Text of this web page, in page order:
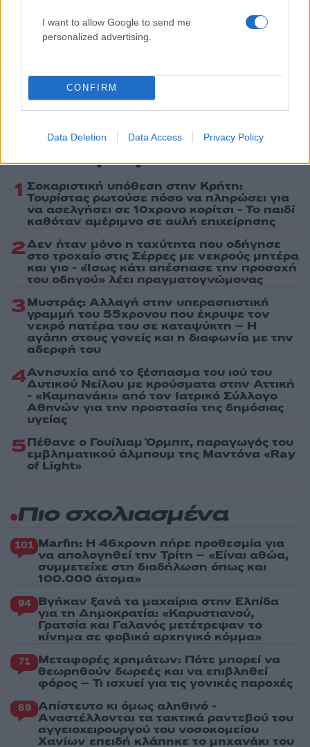
I want to allow Google to send me
personalized advertising.
CONFIRM
Data Deletion Data Access Privacy Policy
Ακολουθήστε το Νewsit.gr στο
Πιο δημοφιλή
1 Σοκαριστική υπόθεση στην Κρήτη:
Τουρίστας ρωτούσε πόσο να πληρώσει για
να ασελγήσει σε 10χρονο κορίτσι - Το παιδί
καθόταν αμέριμνο σε αυλή επιχείρησης
2Δεν ήταν μόνο η ταχύτητα που οδήγησε
στο τροχαίο στις Σέρρες με νεκρούς μητέρα
και γιο - «Ίσως κάτι απέσπασε την προσοχή
του οδηγού» λέει πραγματογνώμονας
3Μυστράς: Αλλαγή στην υπερασπιστική
γραμμή του 55χρονου που έκρυψε τον
νεκρό πατέρα του σε καταψύκτη – Η
αγάπη στους γονείς και η διαφωνία με την
αδερφή του
4Ανησυχία από το ξέσπασμα του ιού του
Δυτικού Νείλου με κρούσματα στην Αττική
- «Καμπανάκι» από τον Ιατρικό Σύλλογο
Αθηνών για την προστασία της δημόσιας
υγείας
5Πέθανε ο Γουίλιαμ Όρμπιτ, παραγωγός του
εμβληματικού άλμπουμ της Μαντόνα «Ray
of Light»
Πιο σχολιασμένα
101 Marfin: Η 46χρονη πήρε προθεσμία για
να απολογηθεί την Τρίτη – «Είναι αθώα,
συμμετείχε στη διαδήλωση όπως και
100.000 άτομα»
94 Βγήκαν ξανά τα μαχαίρια στην Ελπίδα
για τη Δημοκρατία: «Καρυστιανού,
Γρατσία και Γαλανός μετέτρεψαν το
κίνημα σε φοβικό αρχηγικό κόμμα»
71 Μεταφορές χρημάτων: Πότε μπορεί να
θεωρηθούν δωρεές και να επιβληθεί
φόρος – Τι ισχυεί για τις γονικές παροχές
69 Απίστευτο κι όμως αληθινό -
Aναστέλλονται τα τακτικά ραντεβού του
αγγειοχειρουργού του νοσοκομείου
Χανίων επειδή κλάπηκε το μηχανάκι του